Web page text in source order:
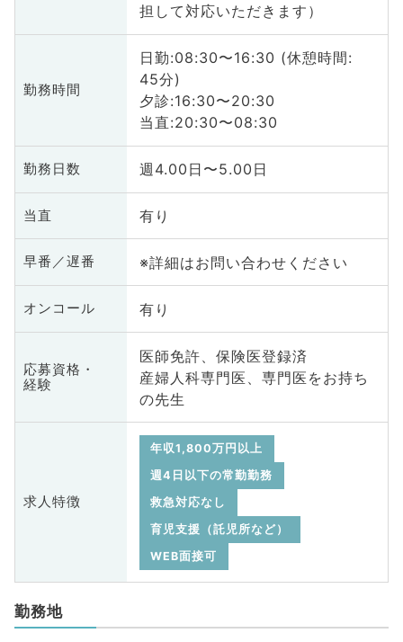
担して対応いただきます）
勤務時間
日勤:08:30〜16:30 (休憩時間:
45分)
夕診:16:30〜20:30
当直:20:30〜08:30
勤務日数 週4.00日〜5.00日
当直 有り
早番／遅番 ※詳細はお問い合わせください
オンコール 有り
応募資格・
経験
医師免許、保険医登録済
産婦人科専門医、専門医をお持ち
の先生
求人特徴
年収1,800万円以上
週4日以下の常勤勤務
救急対応なし
育児支援（託児所など）
WEB面接可
勤務地